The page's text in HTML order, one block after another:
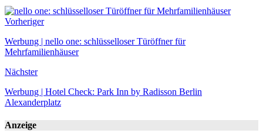
Vorheriger
Werbung | nello one: schlüsselloser Türöffner für
Mehrfamilienhäuser
Nächster
Werbung | Hotel Check: Park Inn by Radisson Berlin
Alexanderplatz
Anzeige